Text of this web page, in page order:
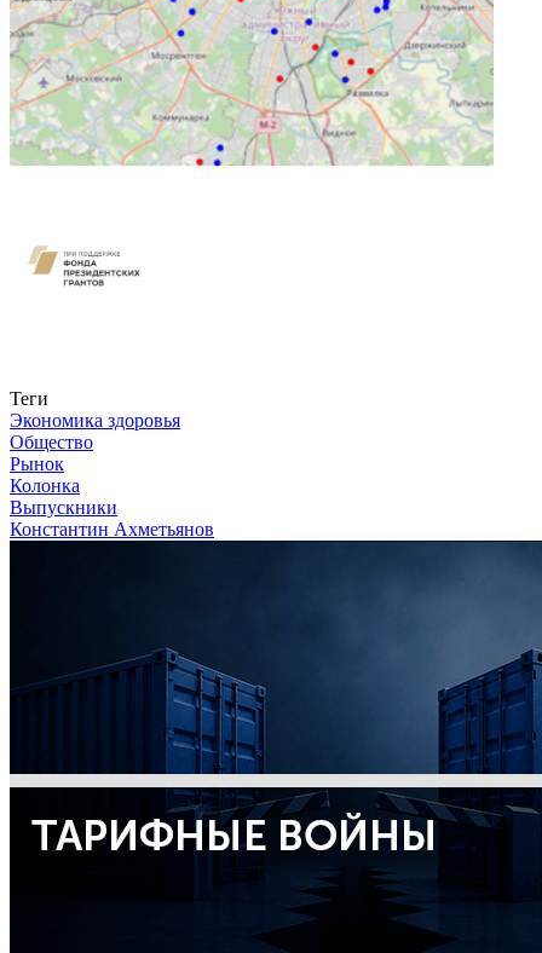
Теги
Экономика здоровья
Общество
Рынок
Колонка
Выпускники
Константин Ахметьянов